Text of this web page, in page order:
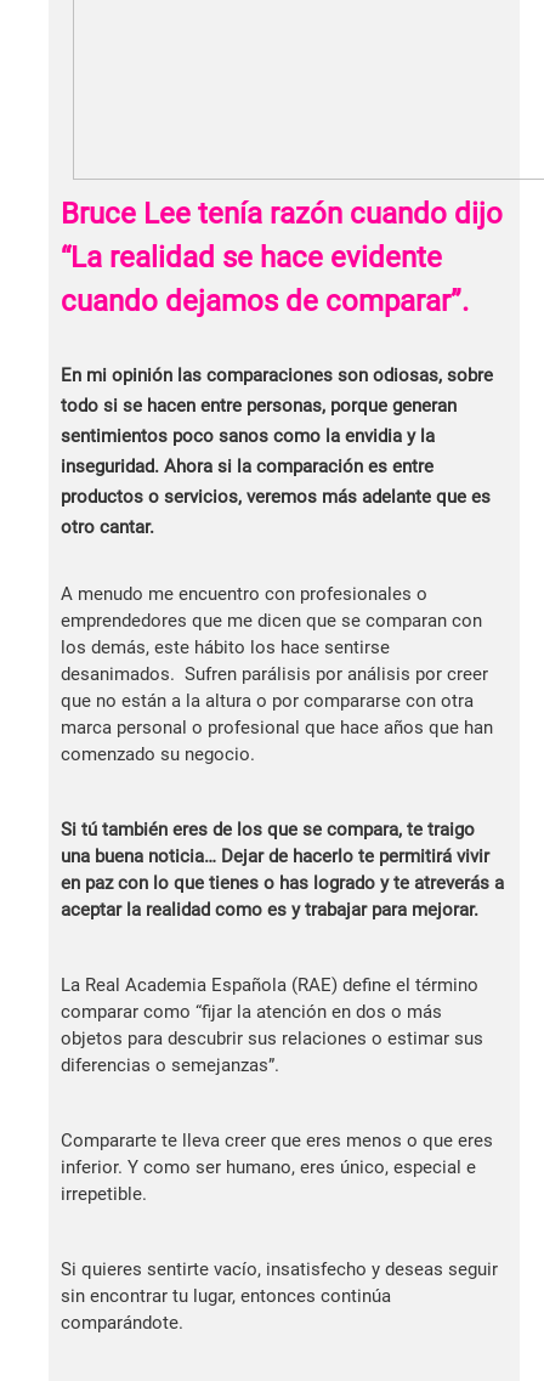
Bruce Lee tenía razón cuando dijo
“La realidad se hace evidente
cuando dejamos de comparar”.
En mi opinión las comparaciones son odiosas, sobre
todo si se hacen entre personas, porque generan
sentimientos poco sanos como la envidia y la
inseguridad. Ahora si la comparación es entre
productos o servicios, veremos más adelante que es
otro cantar.
A menudo me encuentro con profesionales o
emprendedores que me dicen que se comparan con
los demás, este hábito los hace sentirse
desanimados. Sufren parálisis por análisis por creer
que no están a la altura o por compararse con otra
marca personal o profesional que hace años que han
comenzado su negocio.
Si tú también eres de los que se compara, te traigo
una buena noticia… Dejar de hacerlo te permitirá vivir
en paz con lo que tienes o has logrado y te atreverás a
aceptar la realidad como es y trabajar para mejorar.
La Real Academia Española (RAE) define el término
comparar como “fijar la atención en dos o más
objetos para descubrir sus relaciones o estimar sus
diferencias o semejanzas”.
Compararte te lleva creer que eres menos o que eres
inferior. Y como ser humano, eres único, especial e
irrepetible.
Si quieres sentirte vacío, insatisfecho y deseas seguir
sin encontrar tu lugar, entonces continúa
comparándote.